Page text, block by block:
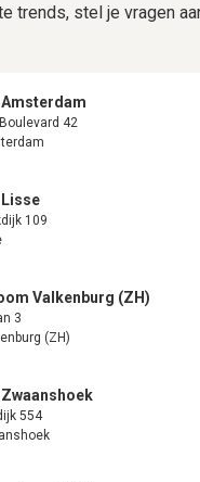
trends, stel je vragen
42
109
Valkenburg (ZH)
3
(ZH)
554